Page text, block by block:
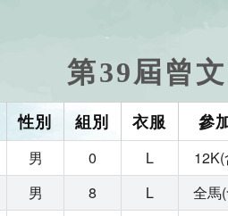
第39屆曾
性別 組別 衣服 參
男 0 L
男
8 L 全馬